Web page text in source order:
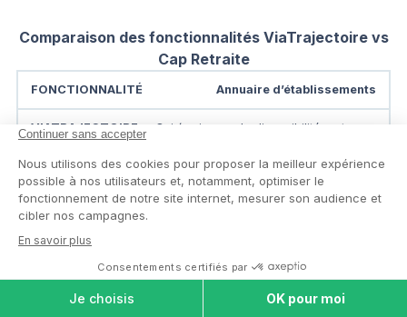
Comparaison des fonctionnalités ViaTrajectoire vs
Cap Retraite
Annuaire d’établissements
Oui (mais pas de disponibilité en temps
Oui, avec possibilité de contact direct
En 6 étapes via formulaire en ligne
MAISONS DE